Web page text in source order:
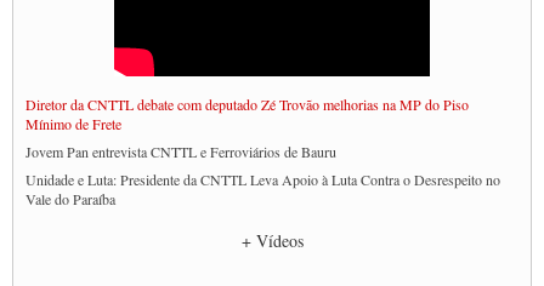
Diretor da CNTTL debate com deputado Zé Trovão melhorias na MP do Piso
Mínimo de Frete
Jovem Pan entrevista CNTTL e Ferroviários de Bauru
Unidade e Luta: Presidente da CNTTL Leva Apoio à Luta Contra o Desrespeito no
Vale do Paraíba
+ Vídeos